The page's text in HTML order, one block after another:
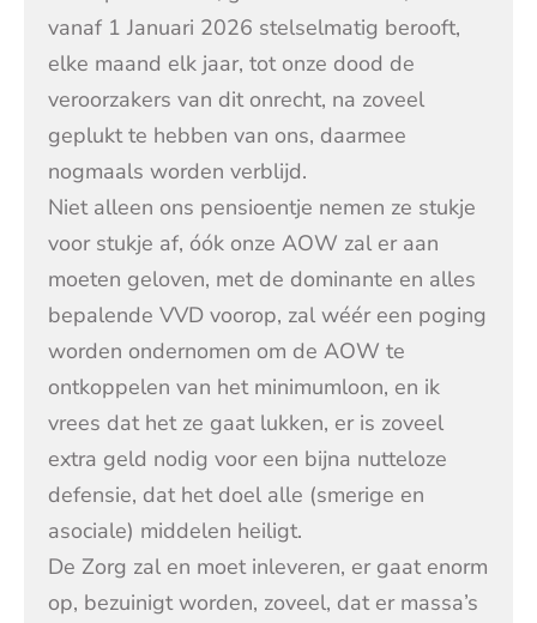
vanaf 1 Januari 2026 stelselmatig berooft,
elke maand elk jaar, tot onze dood de
veroorzakers van dit onrecht, na zoveel
geplukt te hebben van ons, daarmee
nogmaals worden verblijd.
Niet alleen ons pensioentje nemen ze stukje
voor stukje af, óók onze AOW zal er aan
moeten geloven, met de dominante en alles
bepalende VVD voorop, zal wéér een poging
worden ondernomen om de AOW te
ontkoppelen van het minimumloon, en ik
vrees dat het ze gaat lukken, er is zoveel
extra geld nodig voor een bijna nutteloze
defensie, dat het doel alle (smerige en
asociale) middelen heiligt.
De Zorg zal en moet inleveren, er gaat enorm
op, bezuinigt worden, zoveel, dat er massa’s